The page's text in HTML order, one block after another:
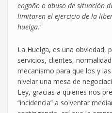
engaño o abuso de situación
limitaren el ejercicio de la
huelga."
La Huelga, es una obviedad,
servicios, clientes,
mecanismo para que los y
nivelar una mesa de
Ley, gracias a quienes nos
“incidencia” a solventar